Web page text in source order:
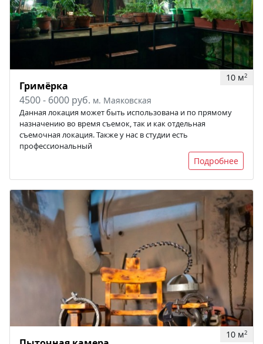
10 м2
Гримёрка
4500 - 6000 руб. м. Маяковская
Данная локация может быть использована и по прямому
назначению во время съемок, так и как отдельная
съемочная локация. Также у нас в студии есть
профессиональный
Подробнее
10 м2